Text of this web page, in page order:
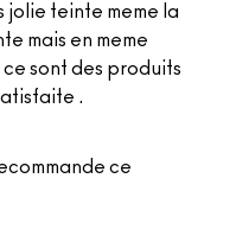
jolie teinte meme la
mais en meme
sont des produits
.
ce